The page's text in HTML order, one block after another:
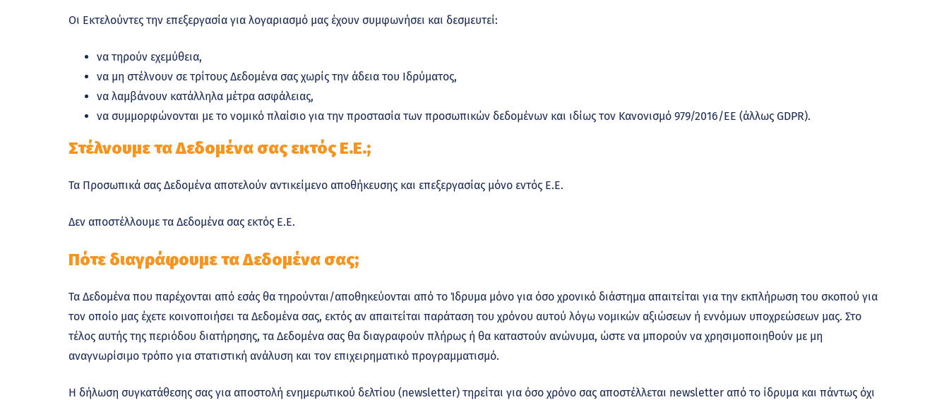
Οι Εκτελούντες την επεξεργασία για λογαριασμό μας έχουν συμφωνήσει και δεσμευτεί:
να τηρούν εχεμύθεια,
να μη στέλνουν σε τρίτους Δεδομένα σας χωρίς την άδεια του Ιδρύματος,
να λαμβάνουν κατάλληλα μέτρα ασφάλειας,
να συμμορφώνονται με το νομικό πλαίσιο για την προστασία των προσωπικών δεδομένων και ιδίως τον Κανονισμό 979/2016/ΕΕ (άλλως GDPR).
Στέλνουμε τα Δεδομένα σας εκτός Ε.Ε.;
Τα Προσωπικά σας Δεδομένα αποτελούν αντικείμενο αποθήκευσης και επεξεργασίας μόνο εντός Ε.Ε.
Δεν αποστέλλουμε τα Δεδομένα σας εκτός Ε.Ε.
Πότε διαγράφουμε τα Δεδομένα σας;
Τα Δεδομένα που παρέχονται από εσάς θα τηρούνται/αποθηκεύονται από το Ίδρυμα μόνο για όσο χρονικό διάστημα απαιτείται για την εκπλήρωση του σκοπού για
τον οποίο μας έχετε κοινοποιήσει τα Δεδομένα σας, εκτός αν απαιτείται παράταση του χρόνου αυτού λόγω νομικών αξιώσεων ή εννόμων υποχρεώσεων μας. Στο
τέλος αυτής της περιόδου διατήρησης, τα Δεδομένα σας θα διαγραφούν πλήρως ή θα καταστούν ανώνυμα, ώστε να μπορούν να χρησιμοποιηθούν με μη
αναγνωρίσιμο τρόπο για στατιστική ανάλυση και τον επιχειρηματικό προγραμματισμό.
Η δήλωση συγκατάθεσης σας για αποστολή ενημερωτικού δελτίου (newsletter) τηρείται για όσο χρόνο σας αποστέλλεται newsletter από το ίδρυμα και πάντως όχι